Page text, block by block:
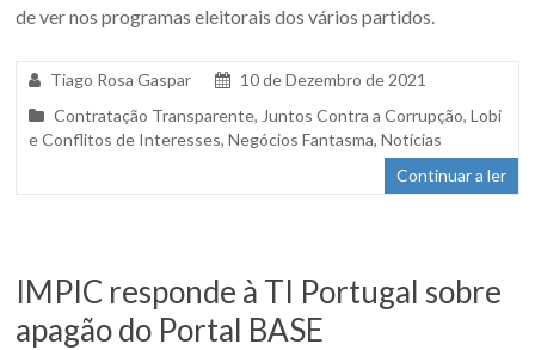
de ver nos programas eleitorais dos vários partidos.
Tiago Rosa Gaspar
10 de Dezembro de 2021
Contratação Transparente, Juntos Contra a Corrupção,Lobi
e Conflitos de Interesses,Negócios Fantasma,Notícias
Continuar a ler
IMPIC responde à TI Portugal sobre
apagão do Portal BASE